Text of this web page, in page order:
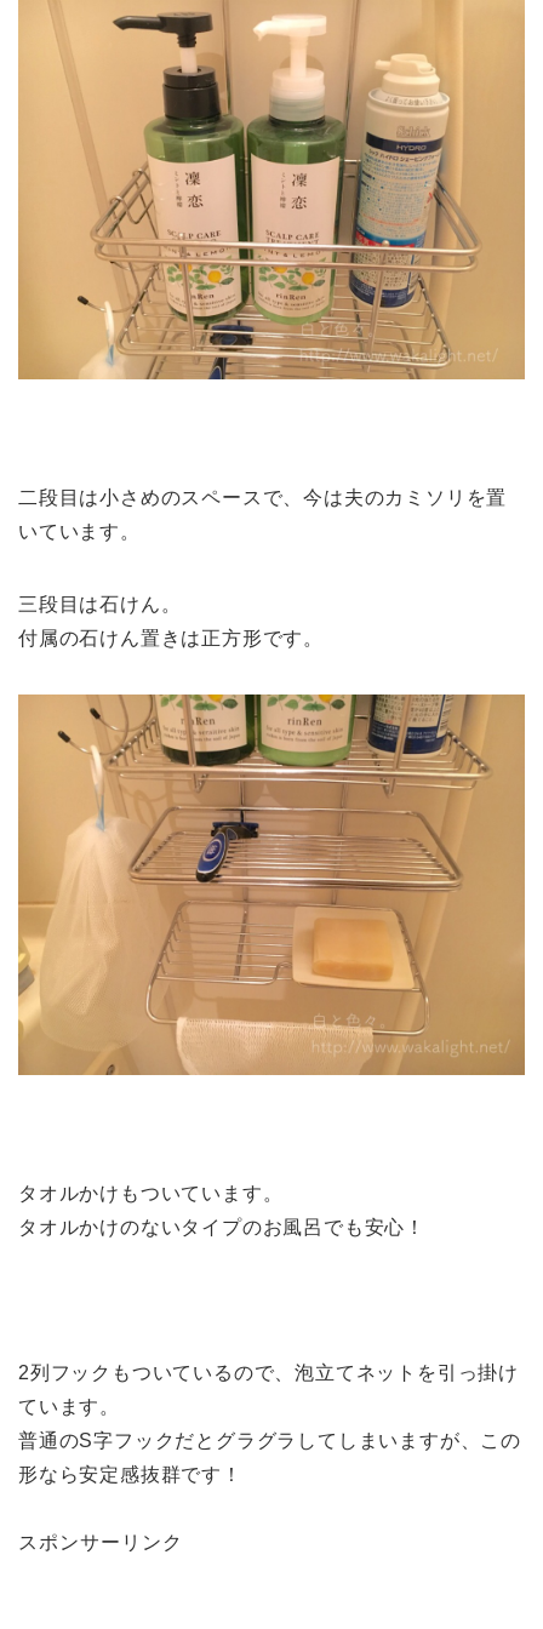
二段目は小さめのスペースで、今は夫のカミソリを置
いています。
三段目は石けん。
付属の石けん置きは正方形です。
タオルかけもついています。
タオルかけのないタイプのお風呂でも安心！
2列フックもついているので、泡立てネットを引っ掛け
ています。
普通のS字フックだとグラグラしてしまいますが、この
形なら安定感抜群です！
スポンサーリンク